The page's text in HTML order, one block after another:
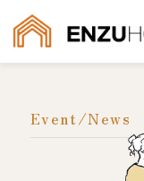
Event/News